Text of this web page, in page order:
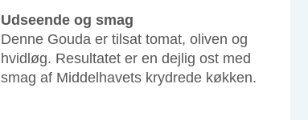
Udseende og smag
Denne Gouda er tilsat tomat, oliven og
hvidløg. Resultatet er en dejlig ost med
smag af Middelhavets krydrede køkken.